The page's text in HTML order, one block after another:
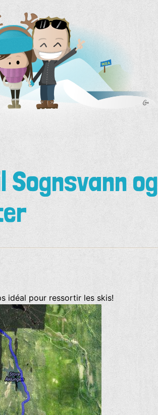
og
idéal pour ressortir les skis!